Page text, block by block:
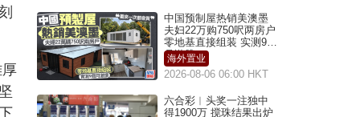
中国预制屋热销美澳墨
夫妇22万购750呎两房户
零地基直接组装 实测9个
月激赞
海外置业
2026-08-06 06:00 HKT
六合彩︱头奖一注独中
得1900万 搅珠结果出炉